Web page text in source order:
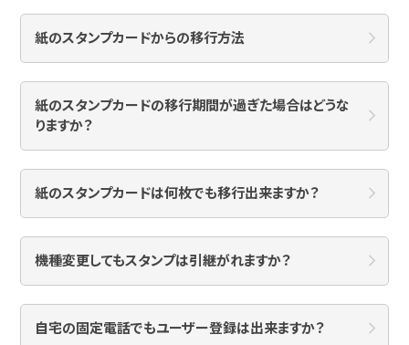
紙のスタンプカードからの移行方法
紙のスタンプカードの移行期間が過ぎた場合はどうな
りますか？
紙のスタンプカードは何枚でも移行出来ますか？
機種変更してもスタンプは引継がれますか？
自宅の固定電話でもユーザー登録は出来ますか？